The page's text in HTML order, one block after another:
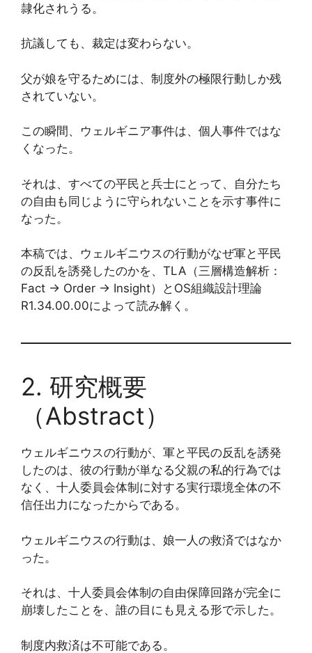
隷化されうる。
抗議しても、裁定は変わらない。
父が娘を守るためには、制度外の極限行動しか残
されていない。
この瞬間、ウェルギニア事件は、個人事件ではな
くなった。
それは、すべての平民と兵士にとって、自分たち
の自由も同じように守られないことを示す事件に
なった。
本稿では、ウェルギニウスの行動がなぜ軍と平民
の反乱を誘発したのかを、TLA（三層構造解析：
Fact → Order → Insight）とOS組織設計理論
R1.34.00.00によって読み解く。
2. 研究概要
（Abstract）
ウェルギニウスの行動が、軍と平民の反乱を誘発
したのは、彼の行動が単なる父親の私的行為では
なく、十人委員会体制に対する実行環境全体の不
信任出力になったからである。
ウェルギニウスの行動は、娘一人の救済ではなか
った。
それは、十人委員会体制の自由保障回路が完全に
崩壊したことを、誰の目にも見える形で示した。
制度内救済は不可能である。